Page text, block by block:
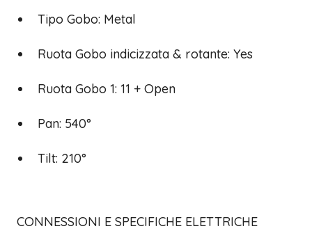
Tipo Gobo: Metal
Ruota Gobo indicizzata & rotante: Yes
Ruota Gobo 1: 11 + Open
Pan: 540°
Tilt: 210°
CONNESSIONI E SPECIFICHE ELETTRICHE